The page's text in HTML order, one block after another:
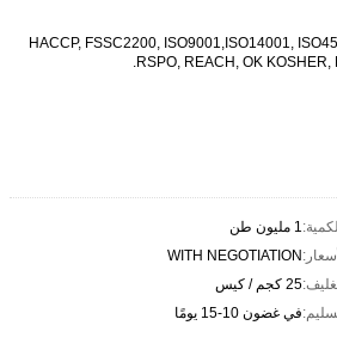
HACCP, FSSC2200, ISO9001,ISO14001,
RSPO, REACH, OK KOSHER,
1 مليون طن
WITH NEGOTIATION
25 كجم / كيس
في غضون 10-15 يومًا